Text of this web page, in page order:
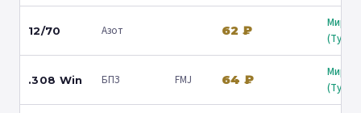
12/70 Азот 62 ₽
Мир
.308 Win БПЗ FMJ 64 ₽
Мир